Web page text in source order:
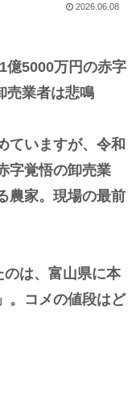
2026.06.08
億5000万円の赤字
売業者は悲鳴
ていますが、令和
字覚悟の卸売業
農家。現場の最前
は、富山県に本
。コメの値段はど